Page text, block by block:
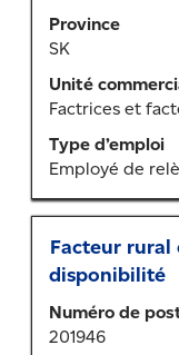
Province
SK
Unité
Factrices et
Type d’emploi
Employé de
afficher
tout
le
contenu
renseignements
sur
l’emploi.
Titre
Facteur rural
disponibilité
Numéro de
201946
Sélectionner
au
moyen
de
la